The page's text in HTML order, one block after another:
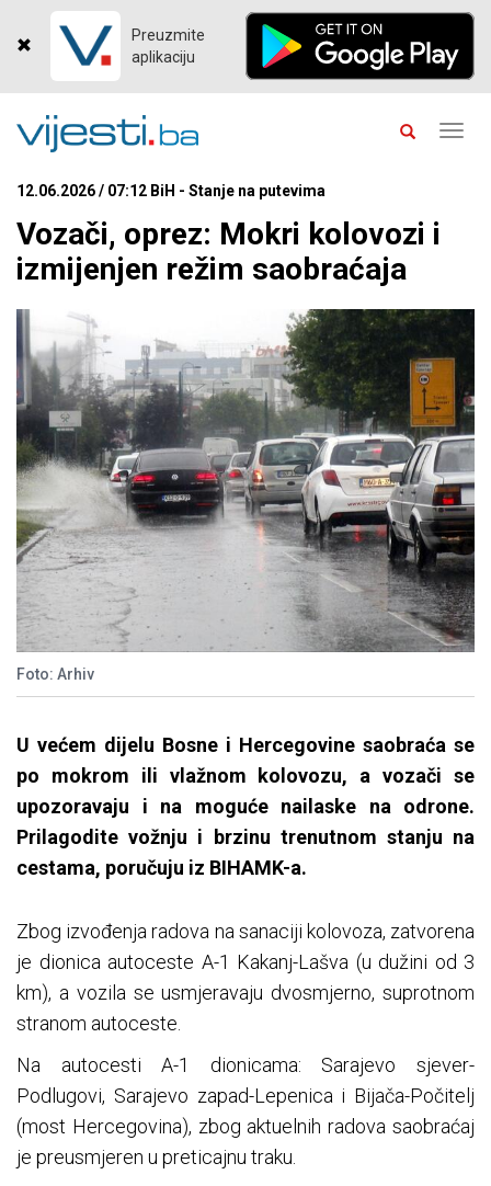
Preuzmite
aplikaciju
12.06.2026 / 07:12 BiH - Stanje na putevima
Vozači, oprez: Mokri kolovozi i
izmijenjen režim saobraćaja
Foto: Arhiv
U većem dijelu Bosne i Hercegovine saobraća se
po mokrom ili vlažnom kolovozu, a vozači se
upozoravaju i na moguće nailaske na odrone.
Prilagodite vožnju i brzinu trenutnom stanju na
cestama, poručuju iz BIHAMK-a.
Zbog izvođenja radova na sanaciji kolovoza, zatvorena
je dionica autoceste A-1 Kakanj-Lašva (u dužini od 3
km), a vozila se usmjeravaju dvosmjerno, suprotnom
stranom autoceste.
Na autocesti A-1 dionicama: Sarajevo sjever-
Podlugovi, Sarajevo zapad-Lepenica i Bijača-Počitelj
(most Hercegovina), zbog aktuelnih radova saobraćaj
je preusmjeren u preticajnu traku.